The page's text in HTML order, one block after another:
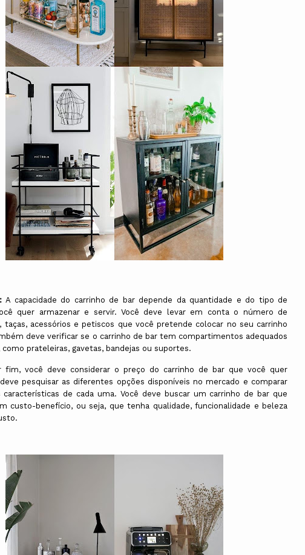
A capacidade do carrinho de bar depende da quantidade e do tipo de
quer armazenar e servir. Você deve levar em conta o número de
taças, acessórios e petiscos que você pretende colocar no seu carrinho
deve verificar se o carrinho de bar tem compartimentos adequados
como prateleiras, gavetas, bandejas ou suportes.
fim, você deve considerar o preço do carrinho de bar que você quer
pesquisar as diferentes opções disponíveis no mercado e comparar
características de cada uma. Você deve buscar um carrinho de bar que
custo-benefício, ou seja, que tenha qualidade, funcionalidade e beleza